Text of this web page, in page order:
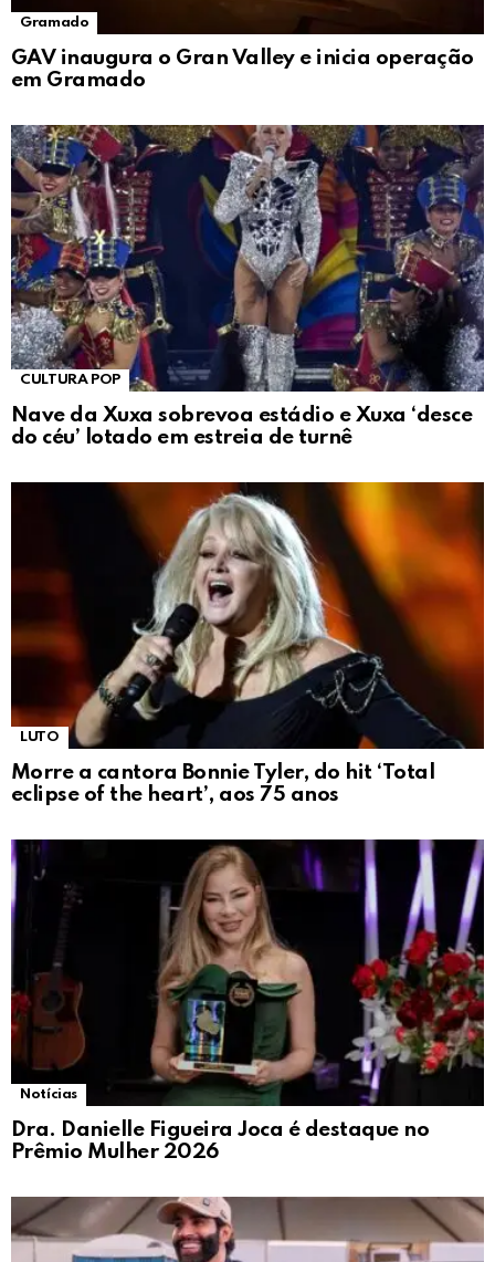
Gramado
GAV inaugura o Gran Valley e inicia operação
em Gramado
CULTURA POP
Nave da Xuxa sobrevoa estádio e Xuxa ‘desce
do céu’ lotado em estreia de turnê
LUTO
Morre a cantora Bonnie Tyler, do hit ‘Total
eclipse of the heart’, aos 75 anos
Notícias
Dra. Danielle Figueira Joca é destaque no
Prêmio Mulher 2026